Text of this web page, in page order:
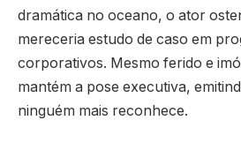
dramática no oceano, o ator
mereceria estudo de caso em
corporativos. Mesmo ferido e
mantém a pose executiva,
ninguém mais reconhece.